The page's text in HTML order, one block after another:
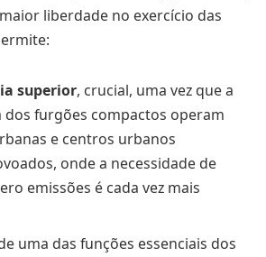
liberdade no exercício das
superior, crucial, uma vez que a
furgões compactos operam
e centros urbanos
onde a necessidade de
emissões é cada vez mais
uma das funções essenciais dos